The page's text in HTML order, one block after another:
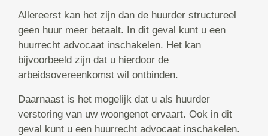
Allereerst kan het zijn dan de huurder structureel
geen huur meer betaalt. In dit geval kunt u een
huurrecht advocaat inschakelen. Het kan
bijvoorbeeld zijn dat u hierdoor de
arbeidsovereenkomst wil ontbinden.
Daarnaast is het mogelijk dat u als huurder
verstoring van uw woongenot ervaart. Ook in dit
geval kunt u een huurrecht advocaat inschakelen.